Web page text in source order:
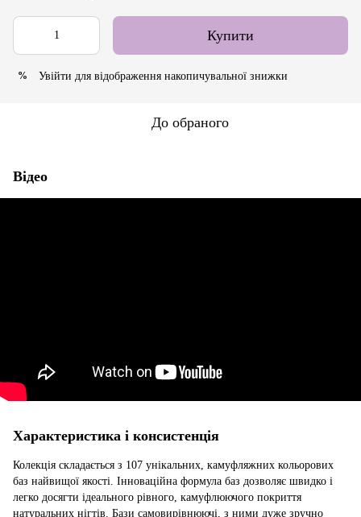
Купити
% Увійти для відображення накопичувальної знижки
До обраного
Відео
Характеристика і консистенція
Колекція складається з 107 унікальних, камуфляжних кольорових
баз найвищої якості. Інноваційна формула баз дозволяє швидко і
легко досягти ідеального рівного, камуфлюючого покриття
натуральних нігтів. Бази самовирівнюючі, з ними дуже зручно